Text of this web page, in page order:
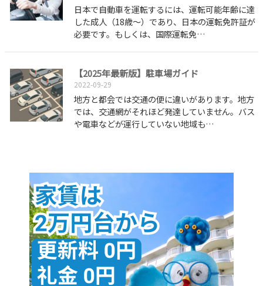
日本で自動車を運転するには、運転可能年齢に達
した成人（18歳～）であり、日本の運転免許証が
必要です。もしくは、国際運転免…
【2025年最新版】駐車場ガイド
2022-09-29
地方と都会では交通の便に違いがあります。地方
では、交通網がそれほど発達していません。バス
や電車などが運行していない地域も…